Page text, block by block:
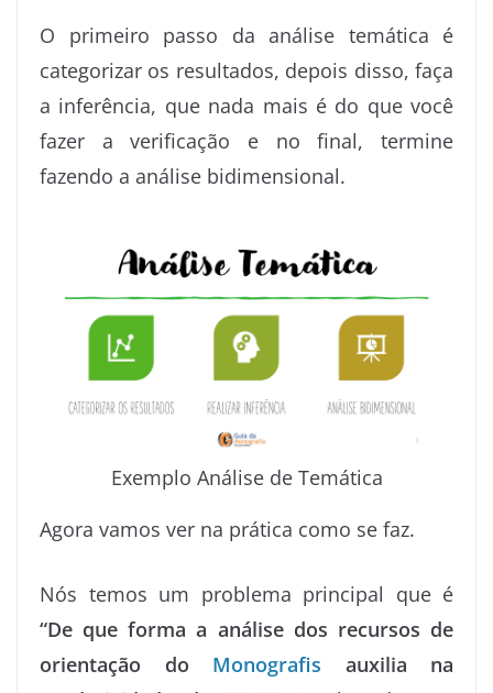
O primeiro passo da análise temática é
categorizar os resultados, depois disso, faça
a inferência, que nada mais é do que você
fazer a verificação e no final, termine
fazendo a análise bidimensional.
Exemplo Análise de Temática
Agora vamos ver na prática como se faz.
Nós temos um problema principal que é
“De que forma a análise dos recursos de
orientação do Monografis auxilia na